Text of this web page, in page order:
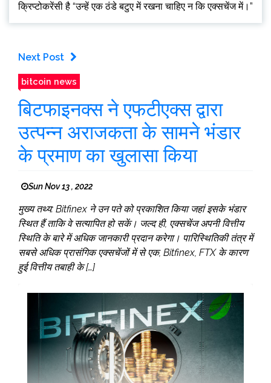
क्रिप्टोकरेंसी है “उन्हें एक ठंडे बटुए में रखना चाहिए न कि एक्सचेंज में।”
Next Post
bitcoin news
बिटफाइनक्स ने एफटीएक्स द्वारा
उत्पन्न अराजकता के सामने भंडार
के प्रमाण का खुलासा किया
Sun Nov 13 , 2022
मुख्य तथ्य: Bitfinex ने उन पते को प्रकाशित किया जहां इसके भंडार
स्थित हैं ताकि वे सत्यापित हो सकें। जल्द ही, एक्सचेंज अपनी वित्तीय
स्थिति के बारे में अधिक जानकारी प्रदान करेगा। पारिस्थितिकी तंत्र में
सबसे अधिक प्रासंगिक एक्सचेंजों में से एक, Bitfinex, FTX के कारण
हुई वित्तीय तबाही के […]